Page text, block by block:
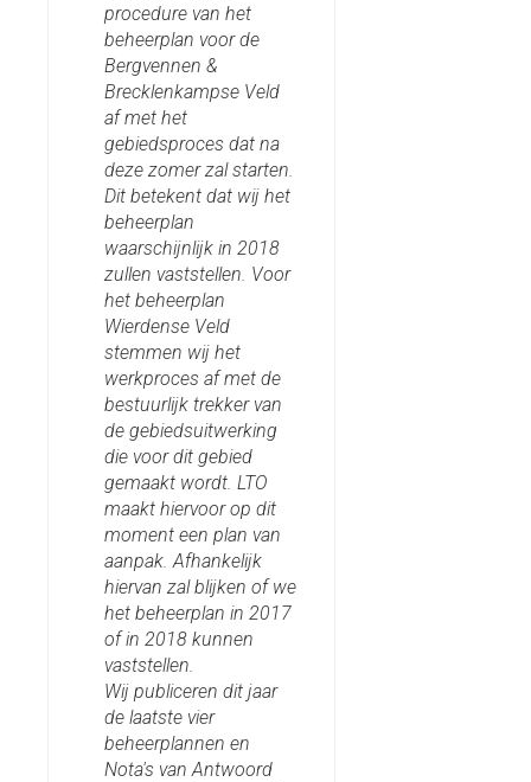
procedure van het
beheerplan voor de
Bergvennen &
Brecklenkampse Veld
af met het
gebiedsproces dat na
deze zomer zal starten.
Dit betekent dat wij het
beheerplan
waarschijnlijk in 2018
zullen vaststellen. Voor
het beheerplan
Wierdense Veld
stemmen wij het
werkproces af met de
bestuurlijk trekker van
de gebiedsuitwerking
die voor dit gebied
gemaakt wordt. LTO
maakt hiervoor op dit
moment een plan van
aanpak. Afhankelijk
hiervan zal blijken of we
het beheerplan in 2017
of in 2018 kunnen
vaststellen.
Wij publiceren dit jaar
de laatste vier
beheerplannen en
Nota's van Antwoord